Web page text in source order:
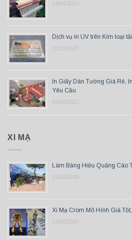
19/04/2024
Dịch vụ in UV trên Kim loại
11/03/2023
In Giấy Dán Tường Giá Rẻ,
Yêu Cầu
09/10/2023
XI MẠ
Làm Bảng Hiệu Quảng Cáo
01/03/2026
Xi Mạ Crom Mô Hình Giá
07/06/2024